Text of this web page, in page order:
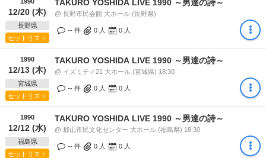
12/20 (木)
長野県
セットリスト
TAKURO YOSHIDA LIVE 1990 ～男達の詩～
@ 長野市民会館 大ホール (長野県)
-- 件 0 人 0 人
1990
12/13 (木)
宮城県
セットリスト
TAKURO YOSHIDA LIVE 1990 ～男達の詩～
@ イズミティ21 大ホール (宮城県) 18:30
-- 件 0 人 0 人
1990
12/12 (水)
福島県
セットリスト
TAKURO YOSHIDA LIVE 1990 ～男達の詩～
@ 郡山市民文化センター 大ホール (福島県) 18:30
-- 件 0 人 0 人